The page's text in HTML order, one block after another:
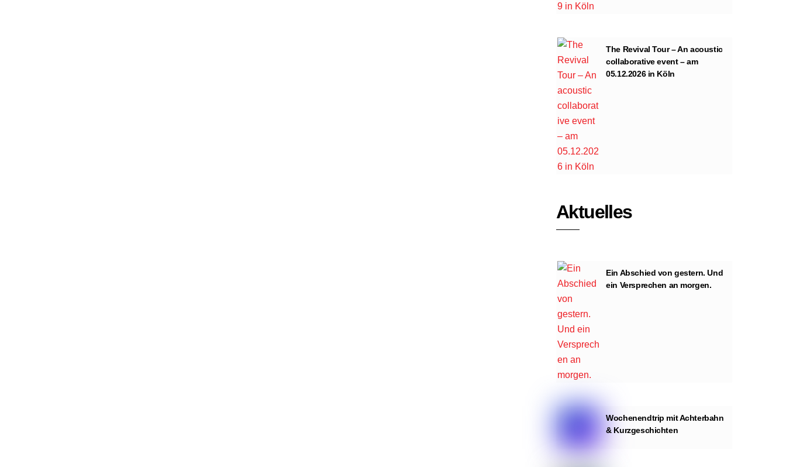
The Revival Tour – An acoustic
collaborative event – am
05.12.2026 in Köln
Aktuelles
Ein Abschied von gestern. Und
ein Versprechen an morgen.
Wochenendtrip mit Achterbahn
& Kurzgeschichten